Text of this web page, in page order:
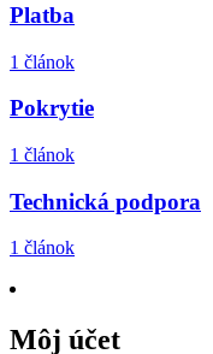
Platba
1 článok
Pokrytie
1 článok
Technická podpora
1 článok
Môj účet